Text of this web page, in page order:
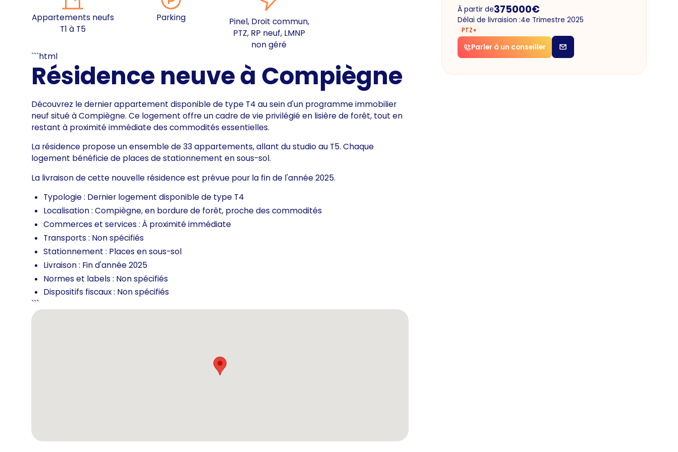
Appartements neufs
T1 à T5
Parking
Pinel, Droit commun,
PTZ, RP neuf, LMNP
non géré
```html
Résidence neuve à Compiègne
Découvrez le dernier appartement disponible de type T4 au sein d'un programme immobilier
neuf situé à Compiègne. Ce logement offre un cadre de vie privilégié en lisière de forêt, tout en
restant à proximité immédiate des commodités essentielles.
La résidence propose un ensemble de 33 appartements, allant du studio au T5. Chaque
logement bénéficie de places de stationnement en sous-sol.
La livraison de cette nouvelle résidence est prévue pour la fin de l'année 2025.
Typologie : Dernier logement disponible de type T4
Localisation : Compiègne, en bordure de forêt, proche des commodités
Commerces et services : À proximité immédiate
Transports : Non spécifiés
Stationnement : Places en sous-sol
Livraison : Fin d'année 2025
Normes et labels : Non spécifiés
Dispositifs fiscaux : Non spécifiés
```
À partir de375000€
Délai de livraision :4e Trimestre 2025
PTZ+
Parler à un conseiller